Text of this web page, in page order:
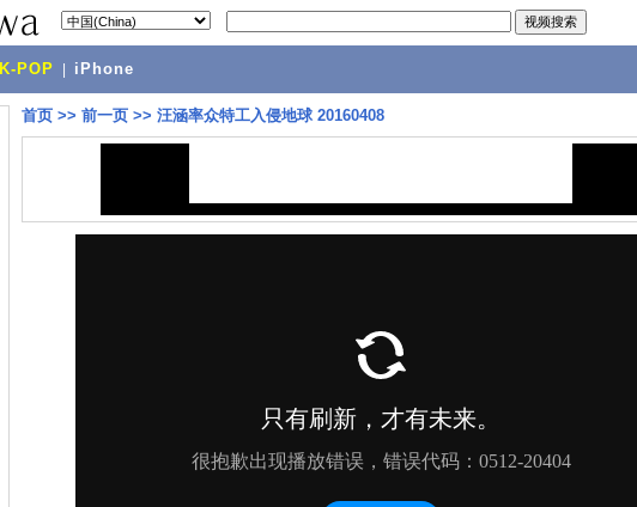
K-POP iPhone
首页 >> 前一页 >> 汪涵率众特工入侵地球 20160408